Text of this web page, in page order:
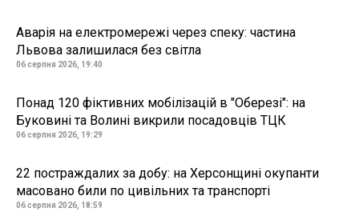
Аварія на електромережі через спеку: частина
Львова залишилася без світла
06 серпня 2026, 19:40
Понад 120 фіктивних мобілізацій в "Оберезі": на
Буковині та Волині викрили посадовців ТЦК
06 серпня 2026, 19:29
22 постраждалих за добу: на Херсонщині окупанти
масовано били по цивільних та транспорті
06 серпня 2026, 18:59